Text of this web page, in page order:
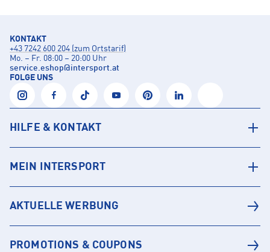
KONTAKT
+43 7242 600 204 (zum Ortstarif)
Mo. – Fr. 08:00 – 20:00 Uhr
service.eshop@intersport.at
FOLGE UNS
HILFE & KONTAKT
MEIN INTERSPORT
AKTUELLE WERBUNG
PROMOTIONS & COUPONS